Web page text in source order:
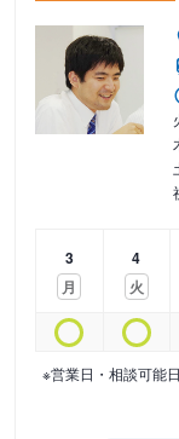
3
月
4
火
※営業日・相談可能